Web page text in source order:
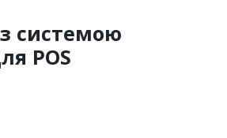
з системою
POS